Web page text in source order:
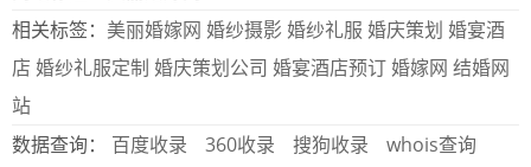
相关标签： 美丽婚嫁网 婚纱摄影 婚纱礼服 婚庆策划 婚宴酒
店 婚纱礼服定制 婚庆策划公司 婚宴酒店预订 婚嫁网 结婚网
站
数据查询： 百度收录 360收录 搜狗收录
whois查询